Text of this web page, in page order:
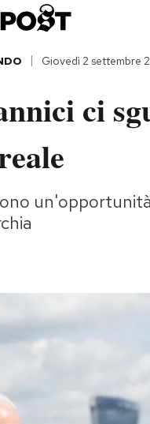
Giovedì 2 settembre
ci